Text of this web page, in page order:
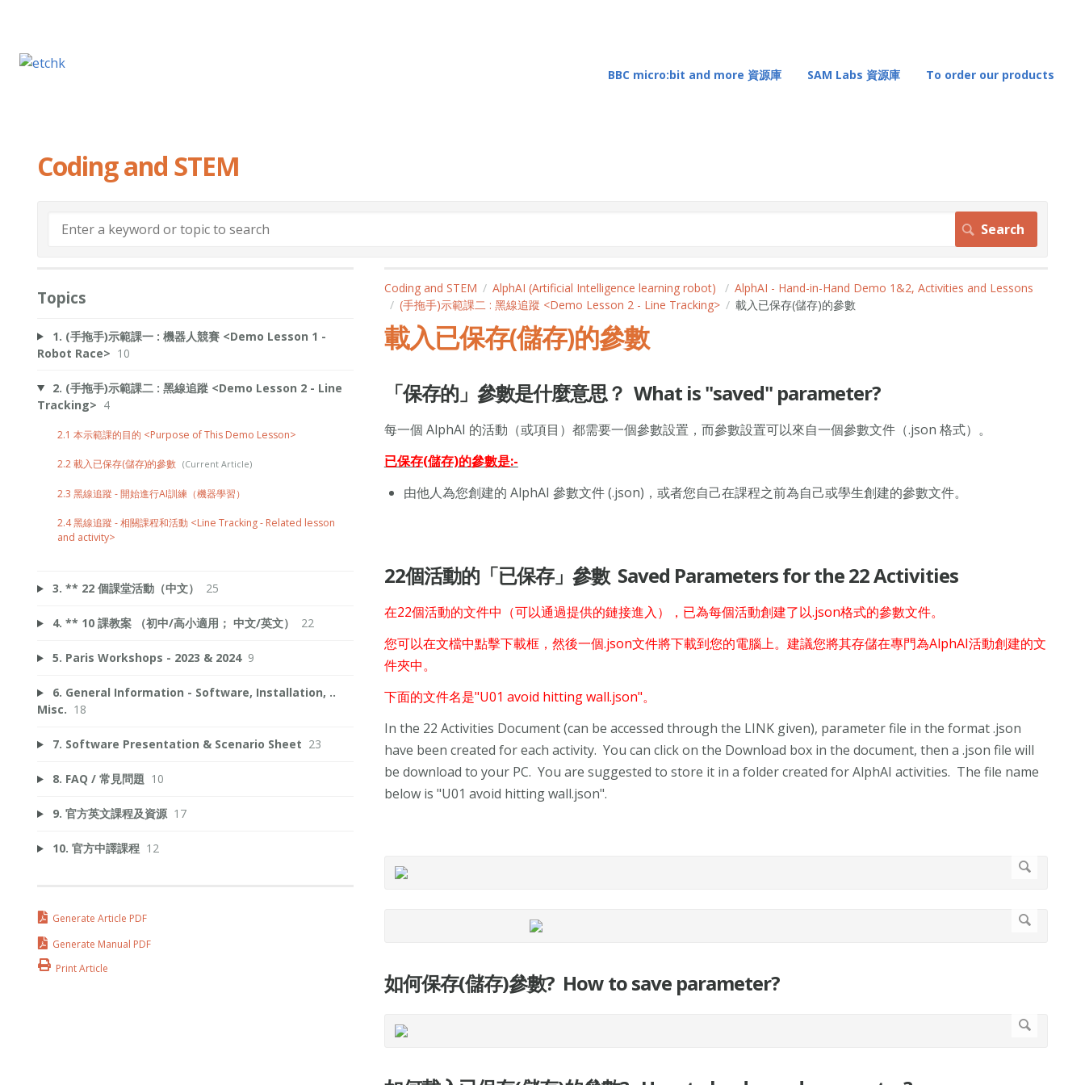
BBC micro:bit and more 資源庫 SAM Labs 資源庫 To order our products
Coding and STEM
Coding and STEM AlphAI (Artificial Intelligence learning robot)
AlphAI - Hand-in-Hand Demo 1&2, Activities and Lessons
(手拖手)示範課二 : 黑線追蹤 <Demo Lesson 2 - Line Tracking>
載入已保存(儲存)的參數
載入已保存(儲存)的參數
「保存的」參數是什麼意思？ What is "saved" parameter?
每一個 AlphAI 的活動（或項目）都需要一個參數設置，而參數設置可以來自一個參數文件（.json 格式）。
已保存(儲存)的參數是:-
由他人為您創建的 AlphAI 參數文件 (.json)，或者您自己在課程之前為自己或學生創建的參數文件。
22個活動的「已保存」參數 Saved Parameters for the 22 Activities
在22個活動的文件中（可以通過提供的鏈接進入），已為每個活動創建了以.json格式的參數文件。
您可以在文檔中點擊下載框，然後一個.json文件將下載到您的電腦上。建議您將其存儲在專門為AlphAI活動創建的文
件夾中。
下面的文件名是"U01 avoid hitting wall.json"。
In the 22 Activities Document (can be accessed through the LINK given), parameter file in the format .json
have been created for each activity. You can click on the Download box in the document, then a .json file will
be download to your PC. You are suggested to store it in a folder created for AlphAI activities. The file name
below is "U01 avoid hitting wall.json".
如何保存(儲存)參數? How to save parameter?
Topics
1. (手拖手)示範課一 : 機器人競賽 <Demo Lesson 1 -
Robot Race> 10
2. (手拖手)示範課二 : 黑線追蹤 <Demo Lesson 2 - Line
Tracking> 4
2.1 本示範課的目的 <Purpose of This Demo Lesson>
2.2 載入已保存(儲存)的參數
2.3 黑線追蹤 - 開始進行AI訓練（機器學習）
2.4 黑線追蹤 - 相關課程和活動 <Line Tracking - Related lesson
and activity>
3. ** 22 個課堂活動（中文） 25
4. ** 10 課教案 （初中/高小適用； 中文/英文） 22
5. Paris Workshops - 2023 & 2024 9
6. General Information - Software, Installation, ..
Misc. 18
7. Software Presentation & Scenario Sheet 23
8. FAQ / 常見問題 10
9. 官方英文課程及資源 17
10. 官方中譯課程 12
Generate Article PDF
Generate Manual PDF
Print Article